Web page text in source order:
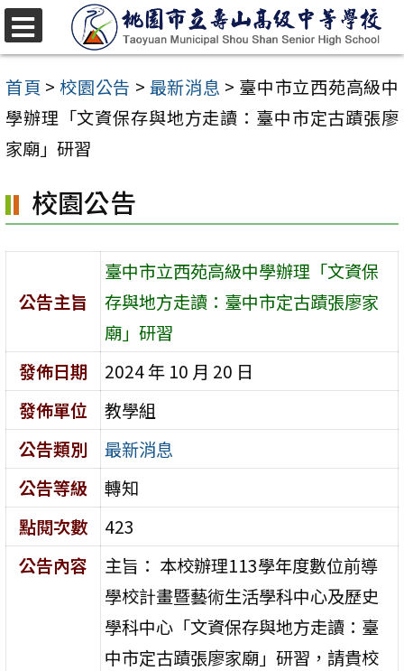
跳
至
主
要
內
區
首頁 > 校園公告 > 最新消息 > 臺中市立西苑高級中
學辦理「文資保存與地方走讀：臺中市定古蹟張廖
家廟」研習
校園公告
公告主旨
臺中市立西苑高級中學辦理「文資保
存與地方走讀：臺中市定古蹟張廖家
廟」研習
發佈日期
2024 年 10 月 20 日
發佈單位
教學組
公告類別
最新消息
公告等級
轉知
點閱次數
423
公告內容
主旨： 本校辦理113學年度數位前導
學校計畫暨藝術生活學科中心及歷史
學科中心「文資保存與地方走讀：臺
中市定古蹟張廖家廟」研習，請貴校
選
單